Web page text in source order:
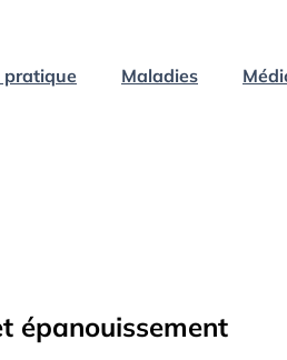
pratique Maladies
épanouissement